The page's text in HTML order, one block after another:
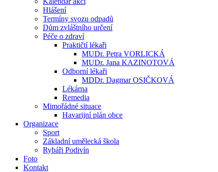
Hlášení
Termíny svozu odpadů
Dům zvláštního určení
Péče o zdraví
Praktičtí lékaři
MUDr. Petra VORLICKÁ
MUDr. Jana KAZINOTOVÁ
Odborní lékaři
MDDr. Dagmar OSIČKOVÁ
Lékárna
Remedia
Mimořádné situace
Havarijní plán obce
Organizace
Sport
Základní umělecká škola
Rybáři Podivín
Foto
Kontakt